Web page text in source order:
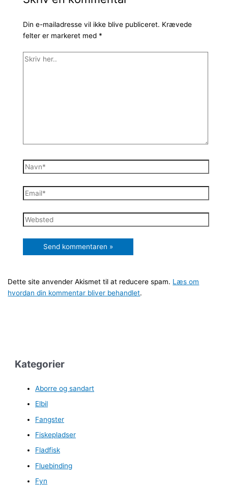
Din e-mailadresse vil ikke blive publiceret. Krævede
felter er markeret med *
Skriv
Navn*
Email*
Websted
Dette site anvender Akismet til at reducere spam. Læs om
hvordan din kommentar bliver behandlet.
Kategorier
Aborre og sandart
Elbil
Fangster
Fiskepladser
Fladfisk
Fluebinding
Fyn